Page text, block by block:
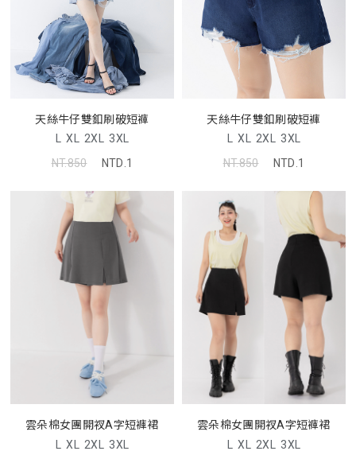
天絲牛仔雙釦刷破短褲
L XL 2XL 3XL
NT.850
NTD.1
天絲牛仔雙釦刷破短褲
L XL 2XL 3XL
NT.850
NTD.1
雲朵棉女團開衩A字短褲裙
L XL 2XL 3XL
雲朵棉女團開衩A字短褲裙
L XL 2XL 3XL